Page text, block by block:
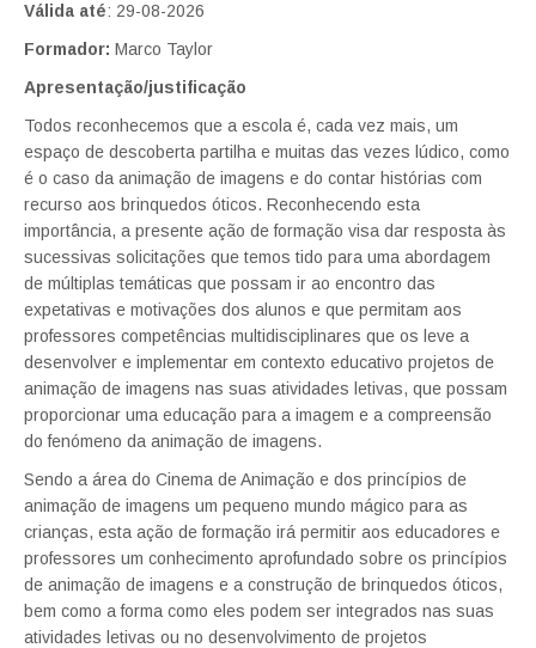
Válida até: 29-08-2026
Formador: Marco Taylor
Apresentação/justificação
Todos reconhecemos que a escola é, cada vez mais, um
espaço de descoberta partilha e muitas das vezes lúdico, como
é o caso da animação de imagens e do contar histórias com
recurso aos brinquedos óticos. Reconhecendo esta
importância, a presente ação de formação visa dar resposta às
sucessivas solicitações que temos tido para uma abordagem
de múltiplas temáticas que possam ir ao encontro das
expetativas e motivações dos alunos e que permitam aos
professores competências multidisciplinares que os leve a
desenvolver e implementar em contexto educativo projetos de
animação de imagens nas suas atividades letivas, que possam
proporcionar uma educação para a imagem e a compreensão
do fenómeno da animação de imagens.
Sendo a área do Cinema de Animação e dos princípios de
animação de imagens um pequeno mundo mágico para as
crianças, esta ação de formação irá permitir aos educadores e
professores um conhecimento aprofundado sobre os princípios
de animação de imagens e a construção de brinquedos óticos,
bem como a forma como eles podem ser integrados nas suas
atividades letivas ou no desenvolvimento de projetos